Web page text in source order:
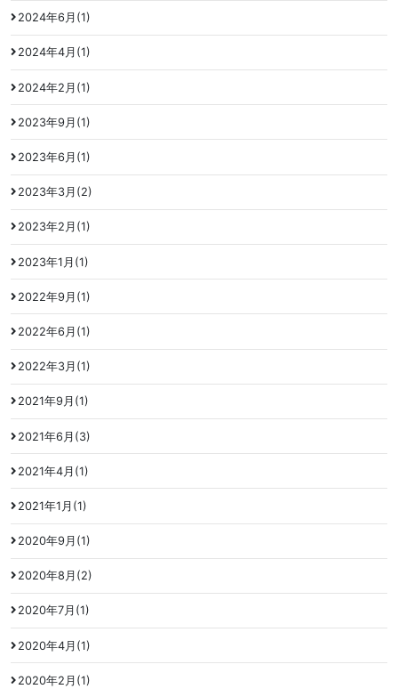
2024年6月(1)
2024年4月(1)
2024年2月(1)
2023年9月(1)
2023年6月(1)
2023年3月(2)
2023年2月(1)
2023年1月(1)
2022年9月(1)
2022年6月(1)
2022年3月(1)
2021年9月(1)
2021年6月(3)
2021年4月(1)
2021年1月(1)
2020年9月(1)
2020年8月(2)
2020年7月(1)
2020年4月(1)
2020年2月(1)